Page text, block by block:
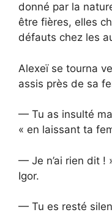
donné par la
être fières, elles
défauts chez les
Alexeï se tourna
assis près de sa
— Tu as insulté
« en laissant ta
— Je n’ai rien dit !
Igor.
— Tu es resté